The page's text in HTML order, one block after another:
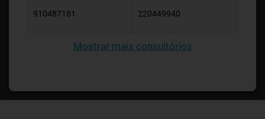
910487181
220449940
Mostrar mais consultórios